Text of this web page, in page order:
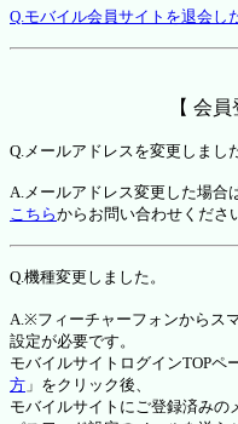
Q.モバイル会員サイトを退会し
【 会
Q.メールアドレスを変更しまし
A.メールアドレス変更した場合
こちらからお問い合わせくださ
Q.機種変更しました。
A.※フィーチャーフォンからス
設定が必要です。
モバイルサイトログインTOPペ
方 」をクリック後、
モバイルサイトにご登録済みの